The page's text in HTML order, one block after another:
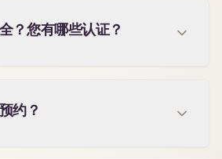
？您有哪些认证？
约？